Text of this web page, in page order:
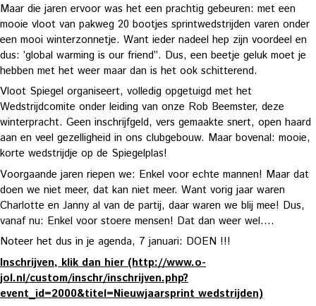
Maar die jaren ervoor was het een prachtig gebeuren: met een
mooie vloot van pakweg 20 bootjes sprintwedstrijden varen onder
een mooi winterzonnetje. Want ieder nadeel hep zijn voordeel en
dus: ’global warming is our friend”. Dus, een beetje geluk moet je
hebben met het weer maar dan is het ook schitterend.
Vloot Spiegel organiseert, volledig opgetuigd met het
Wedstrijdcomite onder leiding van onze Rob Beemster, deze
winterpracht. Geen inschrijfgeld, vers gemaakte snert, open haard
aan en veel gezelligheid in ons clubgebouw. Maar bovenal: mooie,
korte wedstrijdje op de Spiegelplas!
Voorgaande jaren riepen we: Enkel voor echte mannen! Maar dat
doen we niet meer, dat kan niet meer. Want vorig jaar waren
Charlotte en Janny al van de partij, daar waren we blij mee! Dus,
vanaf nu: Enkel voor stoere mensen! Dat dan weer wel....
Noteer het dus in je agenda, 7 januari: DOEN !!!
Inschrijven, klik dan hier (http://www.o-
jol.nl/custom/inschr/inschrijven.php?
event_id=2000&titel=Nieuwjaarsprint wedstrijden)